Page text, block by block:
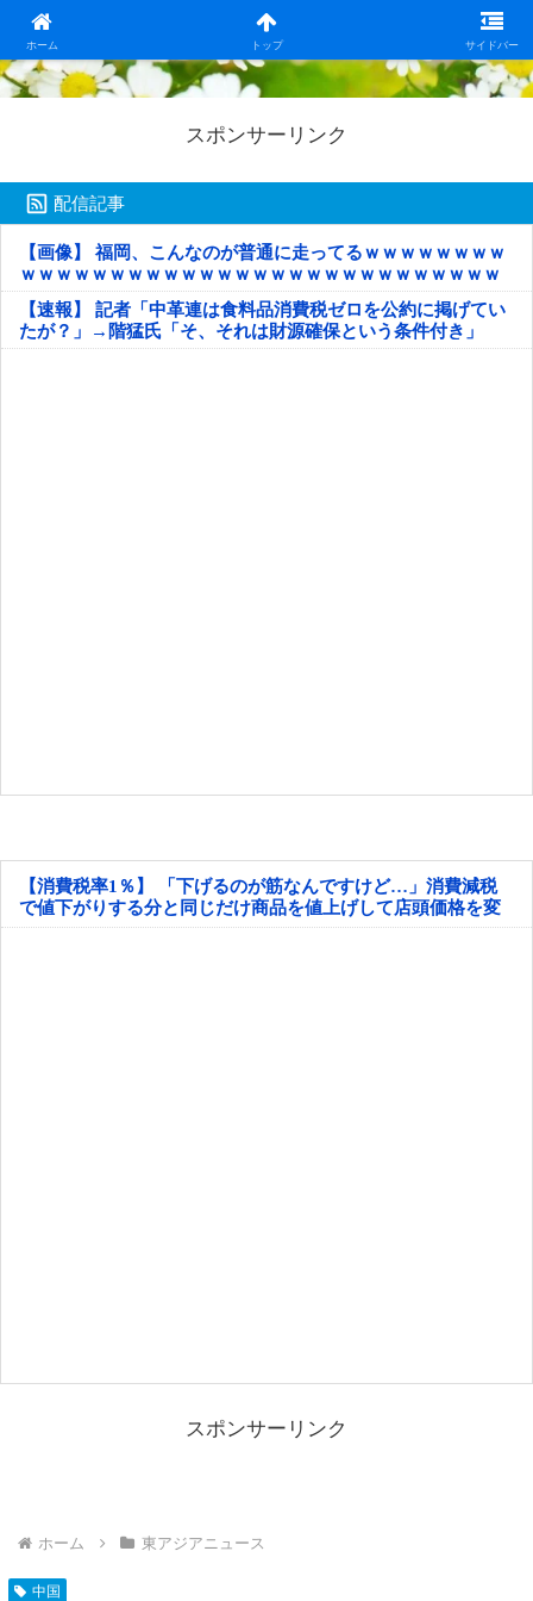
ホーム トップ サイドバー
日本第一！ニュース録
スポンサーリンク
配信記事
【画像】 福岡、こんなのが普通に走ってるｗｗｗｗｗｗｗｗ
ｗｗｗｗｗｗｗｗｗｗｗｗｗｗｗｗｗｗｗｗｗｗｗｗｗｗｗ
ｗｗｗｗｗ
【速報】 記者「中革連は食料品消費税ゼロを公約に掲げてい
たが？」→階猛氏「そ、それは財源確保という条件付き」
【消費税率1％】 「下げるのが筋なんですけど…」消費減税
で値下がりする分と同じだけ商品を値上げして店頭価格を変
えない店も
スポンサーリンク
ホーム 東アジアニュース
中国